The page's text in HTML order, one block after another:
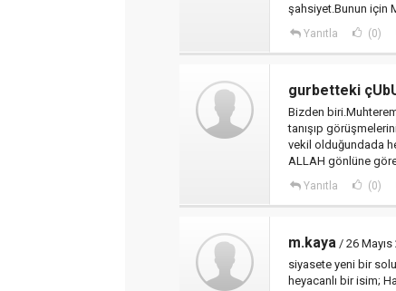
şahsiyet.Bunun için
Yanıtla (0)
gurbetteki
Bizden
tanışıp
vekil olduğundada
ALLAH gönlüne
Yanıtla (0)
m.kaya / 26
siyasete yeni bir
heyacanlı bir isim;